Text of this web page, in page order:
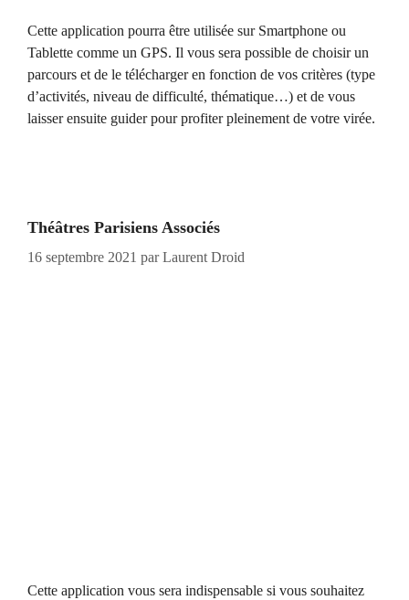
Cette application pourra être utilisée sur Smartphone ou
Tablette comme un GPS. Il vous sera possible de choisir un
parcours et de le télécharger en fonction de vos critères (type
d’activités, niveau de difficulté, thématique…) et de vous
laisser ensuite guider pour profiter pleinement de votre virée.
Théâtres Parisiens Associés
16 septembre 2021 parLaurent Droid
Cette application vous sera indispensable si vous souhaitez